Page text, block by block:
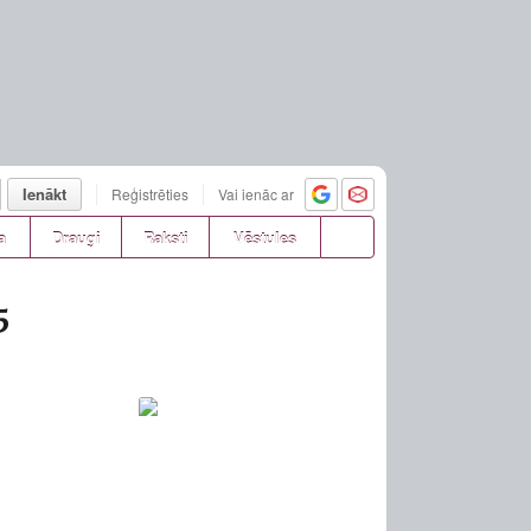
Ienākt Reģistrēties Vai ienāc ar
Draugi Raksti Vēstules